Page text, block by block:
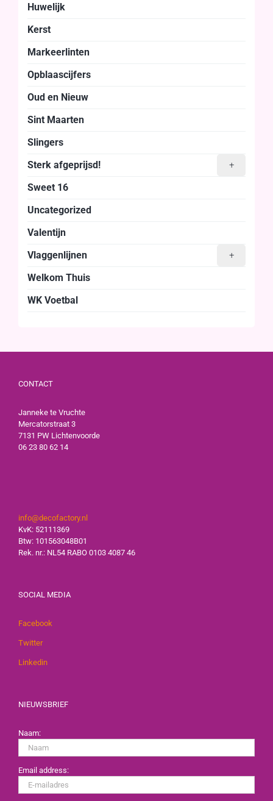
Huwelijk
Kerst
Markeerlinten
Opblaascijfers
Oud en Nieuw
Sint Maarten
Slingers
+
Sterk afgeprijsd!
Sweet 16
Uncategorized
Valentijn
+
Vlaggenlijnen
Welkom Thuis
WK Voetbal
CONTACT
Janneke te Vruchte
Mercatorstraat 3
7131 PW Lichtenvoorde
06 23 80 62 14
info@decofactory.nl
KvK: 52111369
Btw: 101563048B01
Rek. nr.: NL54 RABO 0103 4087 46
SOCIAL MEDIA
Facebook
Twitter
Linkedin
NIEUWSBRIEF
Naam:
Email address: